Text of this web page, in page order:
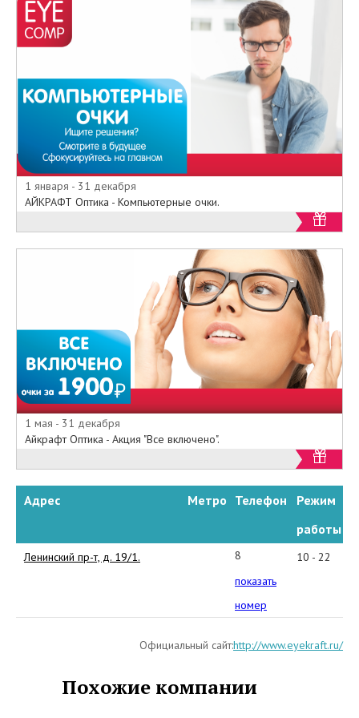
1 января - 31 декабря
АЙКРАФТ Оптика - Компьютерные очки.
1 мая - 31 декабря
Айкрафт Оптика - Акция "Все включено".
Адрес Метро Телефон
Режим
работы
Ленинский пр-т, д. 19/1.
8
(4012)
341506
показать
номер
10 - 22
Официальный сайт:http://www.eyekraft.ru/
Похожие компании